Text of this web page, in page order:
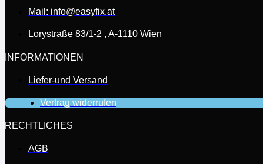
Mail: info@easyfix.at
Lorystraße 83/1-2 , A-1110 Wien
INFORMATIONEN
Liefer-und Versand
Vertrag widerrufen
RECHTLICHES
AGB